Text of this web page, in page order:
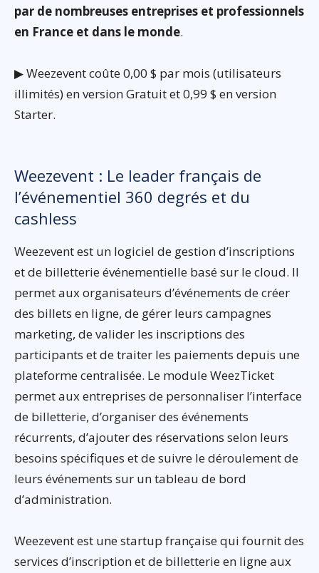
par de nombreuses entreprises et professionnels
en France et dans le monde.
▶ Weezevent coûte 0,00 $ par mois (utilisateurs
illimités) en version Gratuit et 0,99 $ en version
Starter.
Weezevent : Le leader français de
l’événementiel 360 degrés et du
cashless
Weezevent est un logiciel de gestion d’inscriptions
et de billetterie événementielle basé sur le cloud. Il
permet aux organisateurs d’événements de créer
des billets en ligne, de gérer leurs campagnes
marketing, de valider les inscriptions des
participants et de traiter les paiements depuis une
plateforme centralisée. Le module WeezTicket
permet aux entreprises de personnaliser l’interface
de billetterie, d’organiser des événements
récurrents, d’ajouter des réservations selon leurs
besoins spécifiques et de suivre le déroulement de
leurs événements sur un tableau de bord
d’administration.
Weezevent est une startup française qui fournit des
services d’inscription et de billetterie en ligne aux